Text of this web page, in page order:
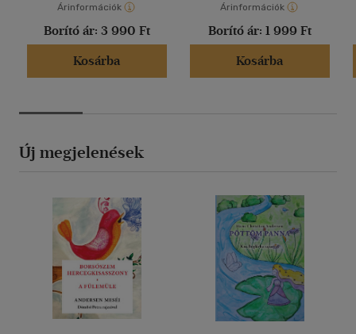
Árinformációk
Borító ár: 3 990 Ft
Kosárba
Árinformációk
Borító ár: 1 999 Ft
Kosárba
Új megjelenések